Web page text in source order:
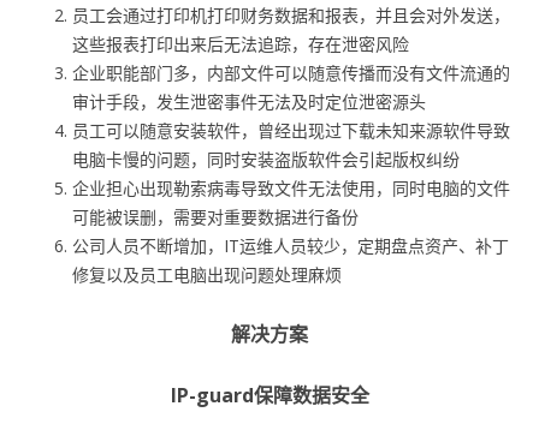
员工会通过打印机打印财务数据和报表，并且会对外发送，
这些报表打印出来后无法追踪，存在泄密风险
企业职能部门多，内部文件可以随意传播而没有文件流通的
审计手段，发生泄密事件无法及时定位泄密源头
员工可以随意安装软件，曾经出现过下载未知来源软件导致
电脑卡慢的问题，同时安装盗版软件会引起版权纠纷
企业担心出现勒索病毒导致文件无法使用，同时电脑的文件
可能被误删，需要对重要数据进行备份
公司人员不断增加，IT运维人员较少，定期盘点资产、补丁
修复以及员工电脑出现问题处理麻烦
解决方案
IP-guard保障数据安全